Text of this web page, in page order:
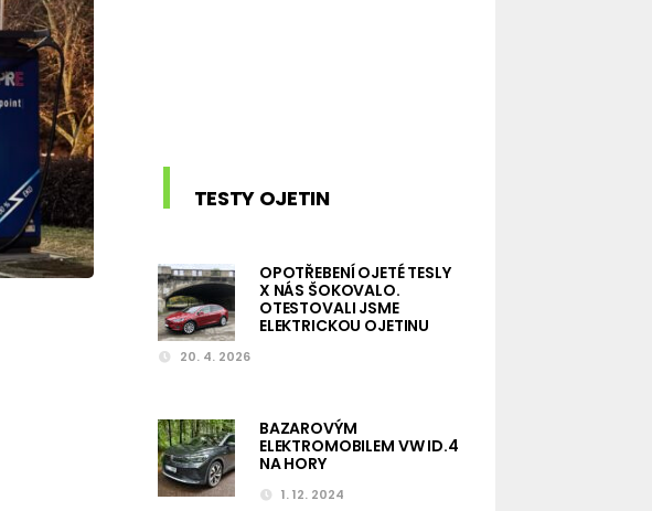
TESTY OJETIN
OPOTŘEBENÍ OJETÉ TESLY
X NÁS ŠOKOVALO.
OTESTOVALI JSME
ELEKTRICKOU OJETINU
20. 4. 2026
BAZAROVÝM
ELEKTROMOBILEM VW ID.4
NA HORY
1. 12. 2024